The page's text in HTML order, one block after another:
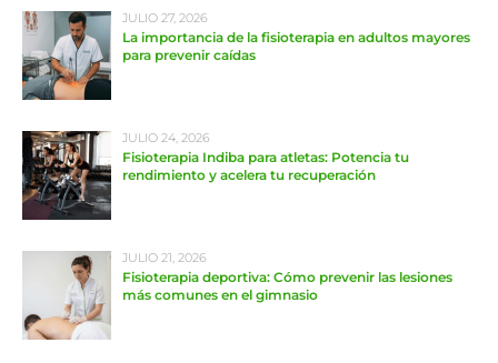
JULIO 27, 2026
La importancia de la fisioterapia en adultos mayores
para prevenir caídas
JULIO 24, 2026
Fisioterapia Indiba para atletas: Potencia tu
rendimiento y acelera tu recuperación
JULIO 21, 2026
Fisioterapia deportiva: Cómo prevenir las lesiones
más comunes en el gimnasio